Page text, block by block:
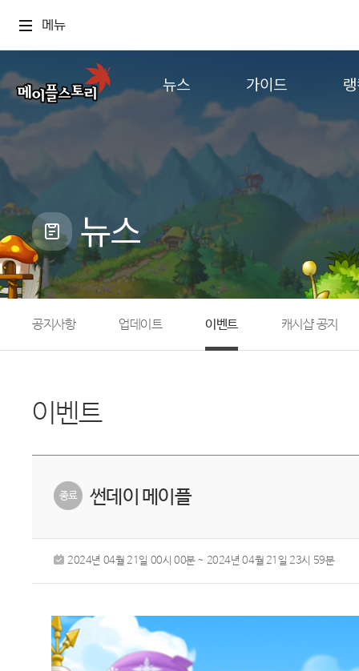
메뉴
뉴스
공지사항
업데이트
캐시샵 공지
메이플 알림판
with maple
가이드
게임정보
직업소개
확률형 아이템
NEXON NOW
뉴스
공지사항 업데이트 이벤트 캐시샵 공지
이벤트
썬데이 메이플
2024년 04월 21일 00시 00분 ~ 2024년 04월 21일 23시 59분